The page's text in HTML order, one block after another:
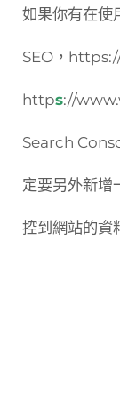
如果你有在使
SEO，
https://
Search
定要另外新
控到網站的資